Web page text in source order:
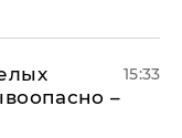
–
15:33